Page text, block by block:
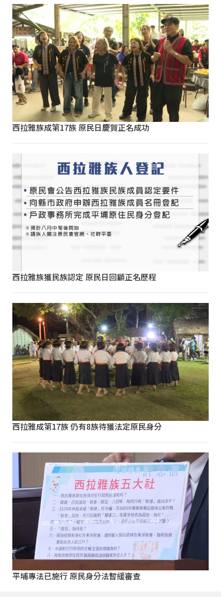
西拉雅族成第17族 原民日慶賀正名成功
西拉雅族獲民族認定 原民日回顧正名歷程
西拉雅成第17族 仍有8族待獲法定原民身分
平埔專法已施行 原民身分法暫緩審查